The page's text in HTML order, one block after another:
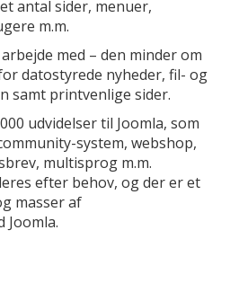
antal sider, menuer,
m.m.
med – den minder om
datostyrede nyheder, fil- og
samt printvenlige sider.
udvidelser til Joomla, som
system, webshop,
multisprog m.m.
efter behov, og der er et
masser af
Joomla.